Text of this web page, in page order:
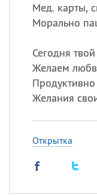
Мед. карты,
Морально
Сегодня
Желаем
Желания
Открытка